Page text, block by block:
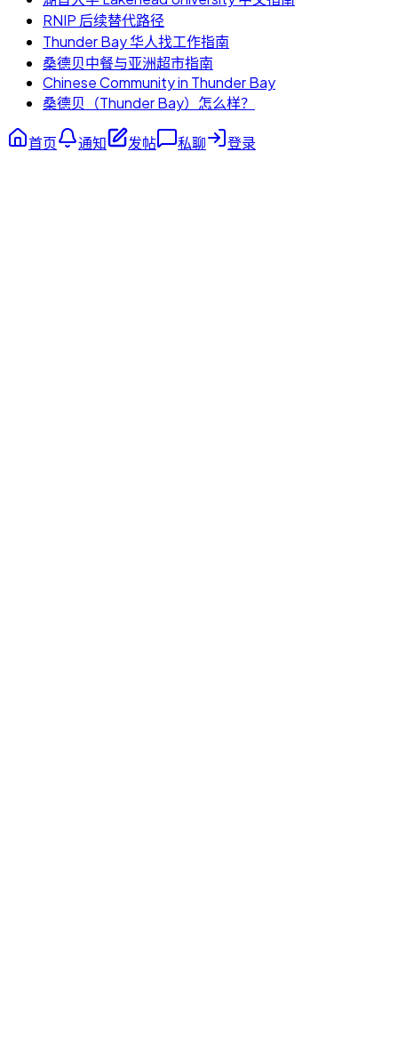
RNIP 后续替代路径
Thunder Bay 华人找工作指南
桑德贝中餐与亚洲超市指南
Chinese Community in Thunder Bay
桑德贝（Thunder Bay）怎么样？
首页 通知 发帖 私聊 登录